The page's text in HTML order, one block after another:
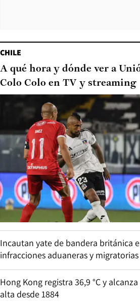
CHILE
A qué hora y dónde ver a
Colo Colo en TV y streaming
Incautan yate de bandera británica
infracciones aduaneras y migratorias
Hong Kong registra 36,9 °C y
alta desde 1884